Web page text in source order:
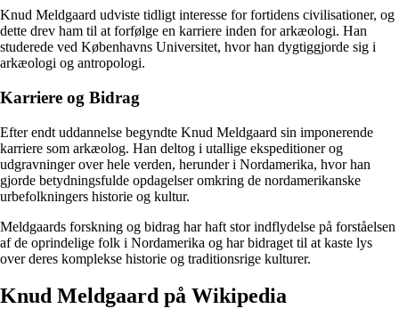
Knud Meldgaard udviste tidligt interesse for fortidens civilisationer, og
dette drev ham til at forfølge en karriere inden for arkæologi. Han
studerede ved Københavns Universitet, hvor han dygtiggjorde sig i
arkæologi og antropologi.
Karriere og Bidrag
Efter endt uddannelse begyndte Knud Meldgaard sin imponerende
karriere som arkæolog. Han deltog i utallige ekspeditioner og
udgravninger over hele verden, herunder i Nordamerika, hvor han
gjorde betydningsfulde opdagelser omkring de nordamerikanske
urbefolkningers historie og kultur.
Meldgaards forskning og bidrag har haft stor indflydelse på forståelsen
af de oprindelige folk i Nordamerika og har bidraget til at kaste lys
over deres komplekse historie og traditionsrige kulturer.
Knud Meldgaard på Wikipedia